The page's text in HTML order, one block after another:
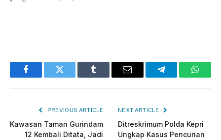
FacebookTwitter Tumblr Email Telegram
PREVIOUS ARTICLE
Kawasan Taman Gurindam
12 Kembali Ditata, Jadi
NEXT ARTICLE
Ditreskrimum Polda Kepri
Ungkap Kasus Pencurian